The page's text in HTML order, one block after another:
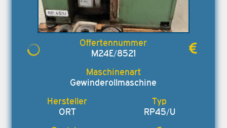
M24E/8521
Gewinderollmaschine
ORT RP45/U